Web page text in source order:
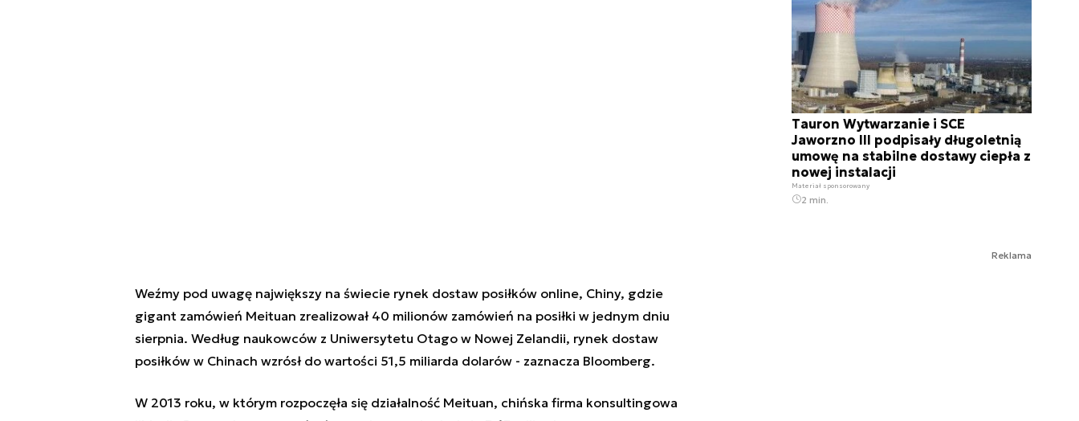
Weźmy pod uwagę największy na świecie rynek dostaw posiłków online, Chiny, gdzie
gigant zamówień Meituan zrealizował 40 milionów zamówień na posiłki w jednym dniu
sierpnia. Według naukowców z Uniwersytetu Otago w Nowej Zelandii, rynek dostaw
posiłków w Chinach wzrósł do wartości 51,5 miliarda dolarów - zaznacza Bloomberg.
W 2013 roku, w którym rozpoczęła się działalność Meituan, chińska firma konsultingowa
Tauron Wytwarzanie i SCE
Jaworzno III podpisały długoletnią
umowę na stabilne dostawy ciepła z
nowej instalacji
Materiał sponsorowany
2 min.
Reklama